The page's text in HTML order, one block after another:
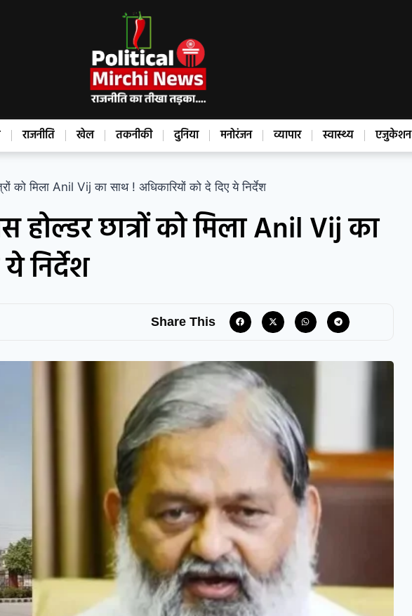
राजनीति खेल तकनीकी दुनिया मनोरंजन व्यापार स्वास्थ्य एजुकेशन
मिला Anil Vij का साथ ! अधिकारियों को दे दिए ये निर्देश
छात्रों को मिला Anil Vij का
निर्देश
Share This